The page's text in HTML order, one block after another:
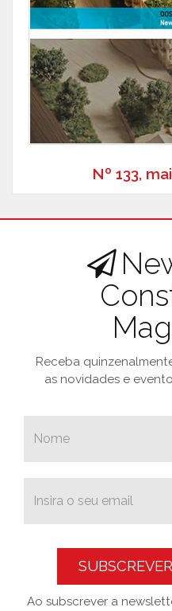
Nº 133,
Receba
as novidades e
Ao subscrever a